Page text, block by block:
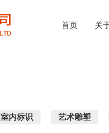
首页 关
室内标识 艺术雕塑